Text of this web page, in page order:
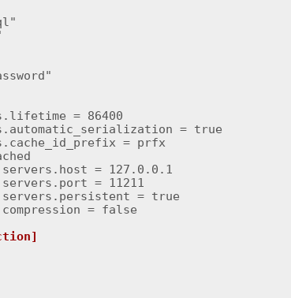
= 86400
= true
= prfx
= 127.0.0.1
= 11211
= true
= false